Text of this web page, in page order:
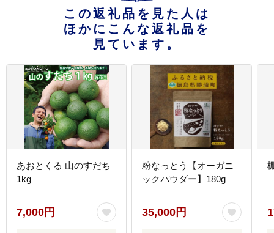
この返礼品を見た人は
ほかにこんな返礼品を
見ています。
あおとくる 山のすだち
1kg
7,000円
粉なっとう【オーガニ
ックパウダー】180g
35,000円